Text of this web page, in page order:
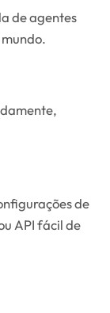
de agentes
de
API fácil de